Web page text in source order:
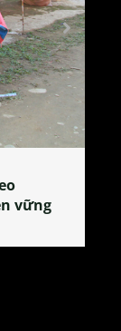
vững